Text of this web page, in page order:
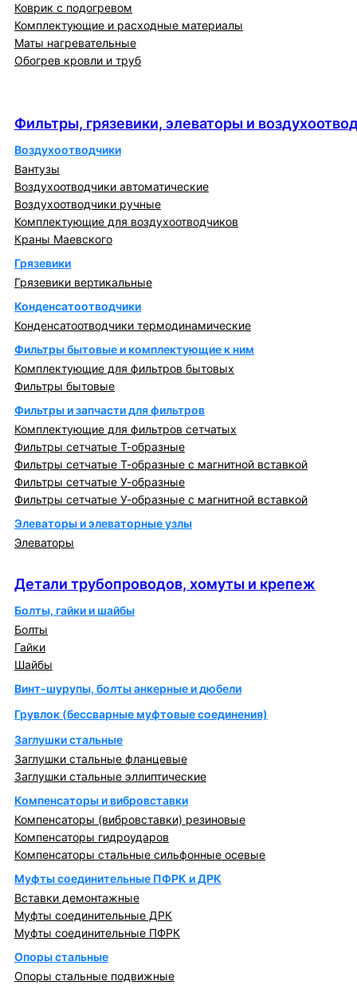
Коврик с подогревом
Комплектующие и расходные материалы
Маты нагревательные
Обогрев кровли и труб
Фильтры, грязевики, элеваторы и
Воздухоотводчики
Вантузы
Воздухоотводчики автоматические
Воздухоотводчики ручные
Комплектующие для воздухоотводчиков
Краны Маевского
Грязевики
Грязевики вертикальные
Конденсатоотводчики
Конденсатоотводчики термодинамические
Фильтры бытовые и комплектующие к ним
Комплектующие для фильтров бытовых
Фильтры бытовые
Фильтры и запчасти для фильтров
Комплектующие для фильтров сетчатых
Фильтры сетчатые Т-образные
Фильтры сетчатые Т-образные с магнитной вставкой
Фильтры сетчатые У-образные
Фильтры сетчатые У-образные с магнитной вставкой
Элеваторы и элеваторные узлы
Элеваторы
Детали трубопроводов, хомуты и крепеж
Болты, гайки и шайбы
Болты
Гайки
Шайбы
Винт-шурупы, болты анкерные и дюбели
Грувлок (бессварные муфтовые соединения)
Заглушки стальные
Заглушки стальные фланцевые
Заглушки стальные эллиптические
Компенсаторы и вибровставки
Компенсаторы (вибровставки) резиновые
Компенсаторы гидроударов
Компенсаторы стальные сильфонные осевые
Муфты соединительные ПФРК и ДРК
Вставки демонтажные
Муфты соединительные ДРК
Муфты соединительные ПФРК
Опоры стальные
Опоры стальные подвижные